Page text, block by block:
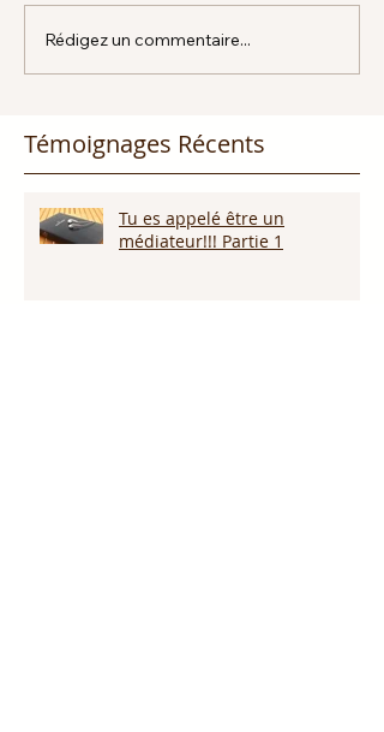
Rédigez un commentaire...
Témoignages Récents
Tu es appelé être un
médiateur!!! Partie 1